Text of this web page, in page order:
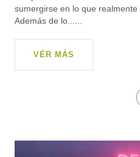
sumergirse en lo que realmente
Además de lo......
VÉR MÁS